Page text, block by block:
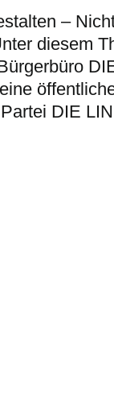
–
diesem
DIE